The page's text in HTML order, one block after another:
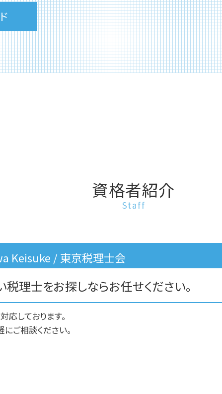
相続税 家屋 評価
相続税 遺産から払う
相続税 相談 誰に
相続税 手続き 流れ
相続税 いくらから
相続税 対策 不動産
相続税 税務調査 ペナルティ
相続税 遺留分
相続税 財産
資格者紹介
Staff
Keisuke / 東京税理士会
理士をお探しならお任せください。
しております。
ご相談ください。